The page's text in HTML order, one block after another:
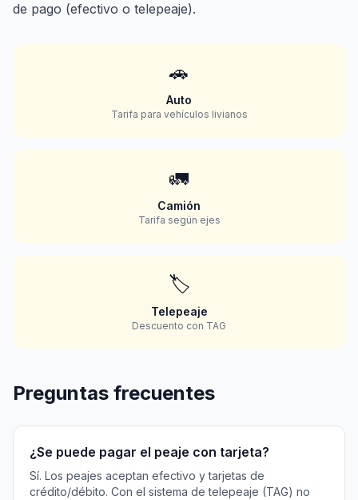
de pago (efectivo o telepeaje).
🚗
Auto
Tarifa para vehículos livianos
🚛
Camión
Tarifa según ejes
🏷️
Telepeaje
Descuento con TAG
Preguntas frecuentes
¿Se puede pagar el peaje con tarjeta?
Sí. Los peajes aceptan efectivo y tarjetas de
crédito/débito. Con el sistema de telepeaje (TAG) no